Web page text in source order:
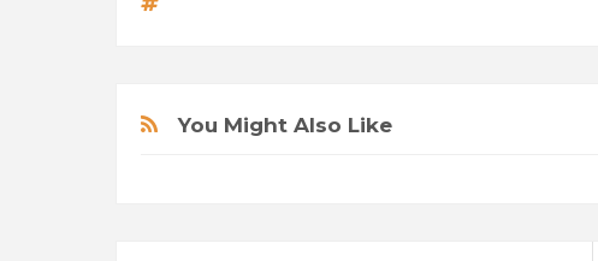
You Might Also Like